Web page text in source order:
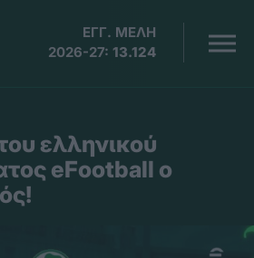
ΕΓΓ. ΜΕΛΗ
2026-27: 13.124
ελληνικού
eFootball ο